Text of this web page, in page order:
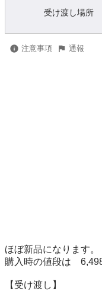
受け渡し場所
注意事項 通報
ほぼ新品になります。
購入時の値段は　
【受け渡し】